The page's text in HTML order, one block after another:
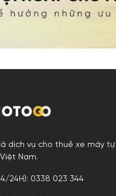
dịch vụ cho thuê xe máy
Nam.
24H): 0338 023 344